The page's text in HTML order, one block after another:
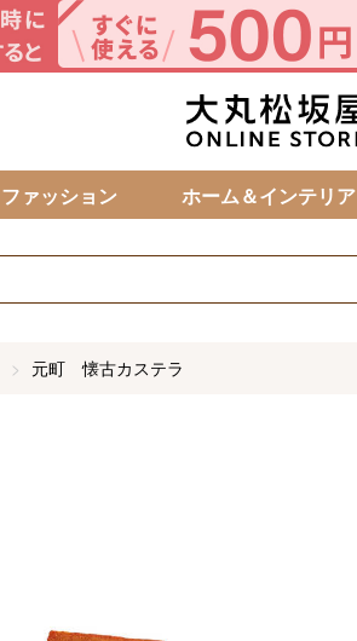
ファッション ホーム＆インテリア
元町 懐古カステラ